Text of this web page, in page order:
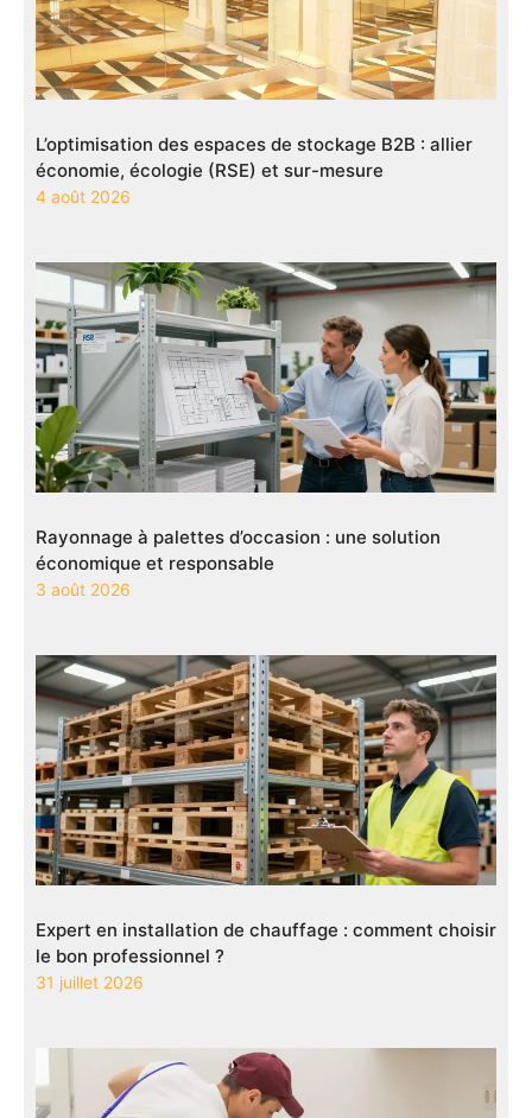
L’optimisation des espaces de stockage B2B : allier
économie, écologie (RSE) et sur-mesure
4 août 2026
Rayonnage à palettes d’occasion : une solution
économique et responsable
3 août 2026
Expert en installation de chauffage : comment choisir
le bon professionnel ?
31 juillet 2026